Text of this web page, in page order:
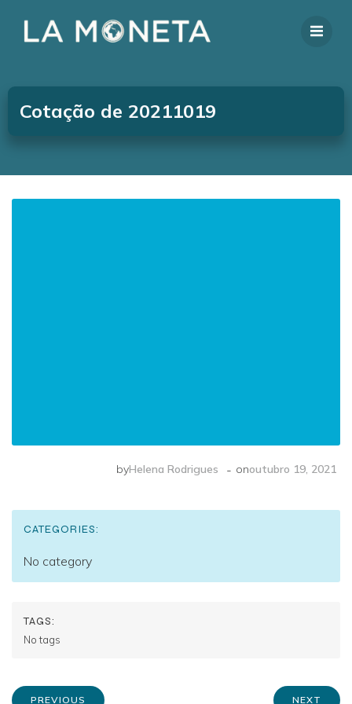
Cotação de 20211019
byHelena Rodrigues - onoutubro 19, 2021
CATEGORIES:
No category
TAGS:
No tags
PREVIOUS NEXT